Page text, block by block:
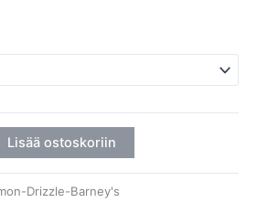
Lisää ostoskoriin
Drizzle-Barney's